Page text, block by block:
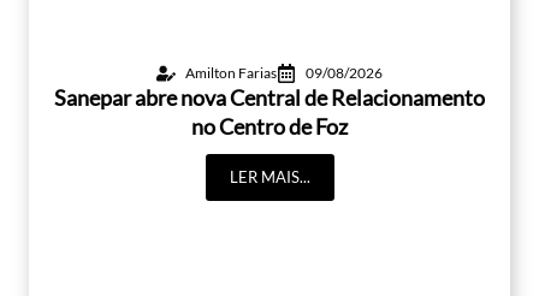
Amilton Farias 09/08/2026
Sanepar abre nova Central de Relacionamento
no Centro de Foz
LER MAIS...